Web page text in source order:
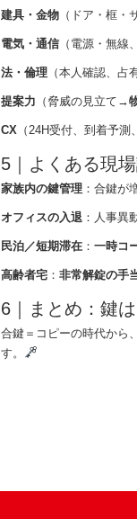
建具・金物 （ドア・框・
電気・通信 （電源・無線
法・倫理 （本人確認、占
提案力 （脅威の見立て→
CX （24H受付、到着予
5｜よくある現
家族内の鍵管理 ：合鍵が
オフィスの入退 ：人事異
民泊／短期滞在 ： 一時コ
高齢者宅 ： 非常解錠の手
6｜まとめ：鍵
合鍵＝コピーの時代から、
す。